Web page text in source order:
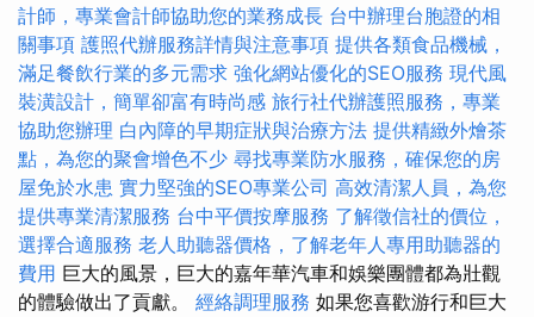
計師，專業會計師協助您的業務成長 台中辦理台胞證的相
關事項 護照代辦服務詳情與注意事項 提供各類食品機械，
滿足餐飲行業的多元需求 強化網站優化的SEO服務 現代風
裝潢設計，簡單卻富有時尚感 旅行社代辦護照服務，專業
協助您辦理 白內障的早期症狀與治療方法 提供精緻外燴茶
點，為您的聚會增色不少 尋找專業防水服務，確保您的房
屋免於水患 實力堅強的SEO專業公司 高效清潔人員，為您
提供專業清潔服務 台中平價按摩服務 了解徵信社的價位，
選擇合適服務 老人助聽器價格，了解老年人專用助聽器的
費用 巨大的風景，巨大的嘉年華汽車和娛樂團體都為壯觀
的體驗做出了貢獻。 經絡調理服務 如果您喜歡游行和巨大